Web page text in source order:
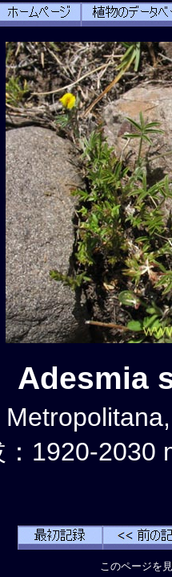
Adesmia
：1920-2030
このページを